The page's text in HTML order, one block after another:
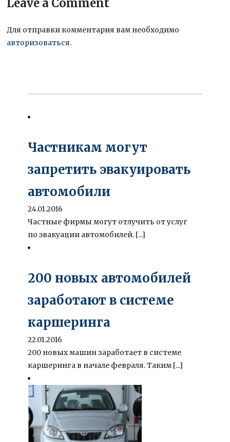
Leave a Comment
Для отправки комментария вам необходимо
авторизоваться.
Частникам могут
запретить эвакуировать
автомобили
24.01.2016
Частные фирмы могут отлучить от услуг
по эвакуации автомобилей. [...]
200 новых автомобилей
заработают в системе
каршеринга
22.01.2016
200 новых машин заработает в системе
каршеринга в начале февраля. Таким [...]